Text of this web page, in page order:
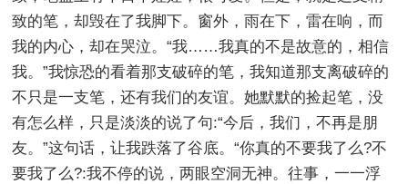
致的笔，却毁在了我脚下。窗外，雨在下，雷在响，而
我的内心，却在哭泣。“我……我真的不是故意的，相信
我。”我惊恐的看着那支破碎的笔，我知道那支离破碎的
不只是一支笔，还有我们的友谊。她默默的捡起笔，没
有怎么样，只是淡淡的说了句:“今后，我们，不再是朋
友。”这句话，让我跌落了谷底。“你真的不要我了么?不
要我了么?:我不停的说，两眼空洞无神。往事，一一浮